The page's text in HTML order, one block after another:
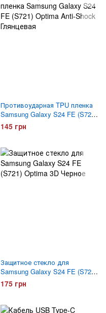
Противоударная TPU пленка
Samsung Galaxy S24 FE (S721)
Optima Anti-Shock Глянцевая
145 грн
Защитное стекло для
Samsung Galaxy S24 FE (S721)
Optima 3D Черное
175 грн